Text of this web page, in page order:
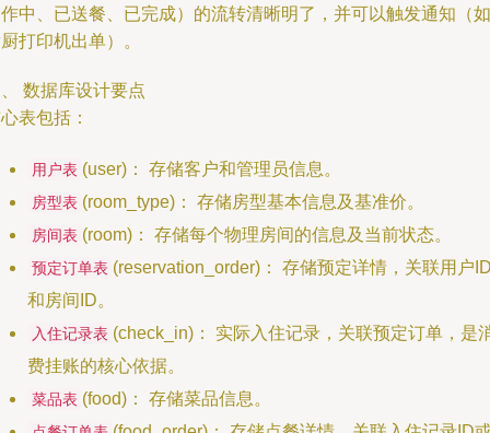
中、已送餐、已完成）的流转清晰明了，并可以触发通知（如
打印机出单）。
数据库设计要点
表包括：
用户表 (user)： 存储客户和管理员信息。
房型表 (room_type)： 存储房型基本信息及基准价。
房间表 (room)： 存储每个物理房间的信息及当前状态。
预定订单表 (reservation_order)： 存储预定详情，关联用户
和房间ID。
入住记录表 (check_in)： 实际入住记录，关联预定订单，是
费挂账的核心依据。
菜品表 (food)： 存储菜品信息。